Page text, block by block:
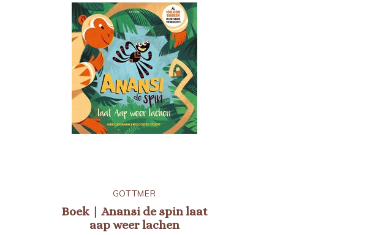
GOTTMER
Boek | Anansi de spin laat
aap weer lachen